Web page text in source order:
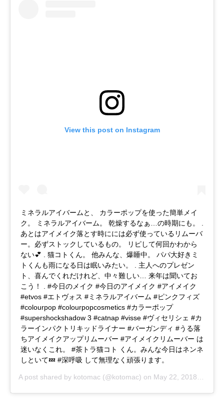
View this post on Instagram
ミネラルアイバームと、 カラーポップを使った簡単メイ
ク。 ミネラルアイバーム。 乾燥するなぁ…の時期にも。 .
あとはアイメイク落とす時にには必ず使っているリムーバ
ー。必ずストックしているもの。 リピして何回かわから
ない💕 . 猫コトくん。 他みんな、爆睡中。 パパ大好きミ
トくんも雨になる日は眠いみたい。 . 主人へのプレゼン
ト、喜んでくれだけれど、中々難しい… 来年は聞いてお
こう！ . #今日のメイク #今日のアイメイク #アイメイク
#etvos #エトヴォス #ミネラルアイバーム #ピンクフィズ
#colourpop #colourpopcosmetics #カラーポップ
#supershockshadow 3 #catnap #visse #ヴィセリシェ #カ
ラーインパクトリキッドライナー #バーガンディ #うる落
ちアイメイクアップリムーバー #アイメイクリムーバー は
迷いなくこれ。 #茶トラ猫コト くん。みんな今日はネンネ
しといて💤 #深呼吸 して無理なく頑張ります。
A post shared by kotomac (@kotomac) on May 22, 2018 at 4:15pm PDT